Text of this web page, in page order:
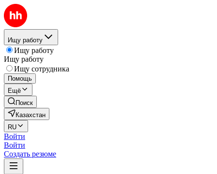
Ищу работу
Ищу работу
Ищу работу
Ищу сотрудника
Помощь
Ещё
Поиск
Казахстан
RU
Войти
Войти
Создать резюме